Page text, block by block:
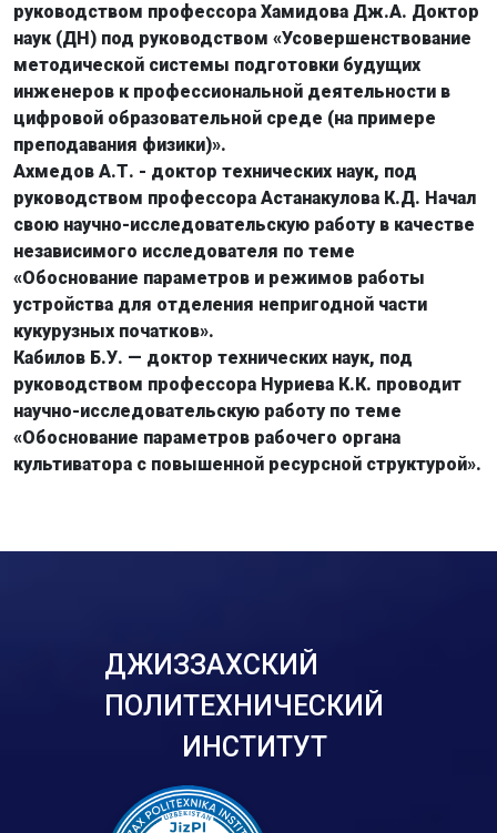
руководством профессора Хамидова Дж.А. Доктор
наук (ДН) под руководством «Усовершенствование
методической системы подготовки будущих
инженеров к профессиональной деятельности в
цифровой образовательной среде (на примере
преподавания физики)».
Ахмедов А.Т. - доктор технических наук, под
руководством профессора Астанакулова К.Д. Начал
свою научно-исследовательскую работу в качестве
независимого исследователя по теме
«Обоснование параметров и режимов работы
устройства для отделения непригодной части
кукурузных початков».
Кабилов Б.У. — доктор технических наук, под
руководством профессора Нуриева К.К. проводит
научно-исследовательскую работу по теме
«Обоснование параметров рабочего органа
культиватора с повышенной ресурсной структурой».
ДЖИЗЗАХСКИЙ
ПОЛИТЕХНИЧЕСКИЙ
ИНСТИТУТ